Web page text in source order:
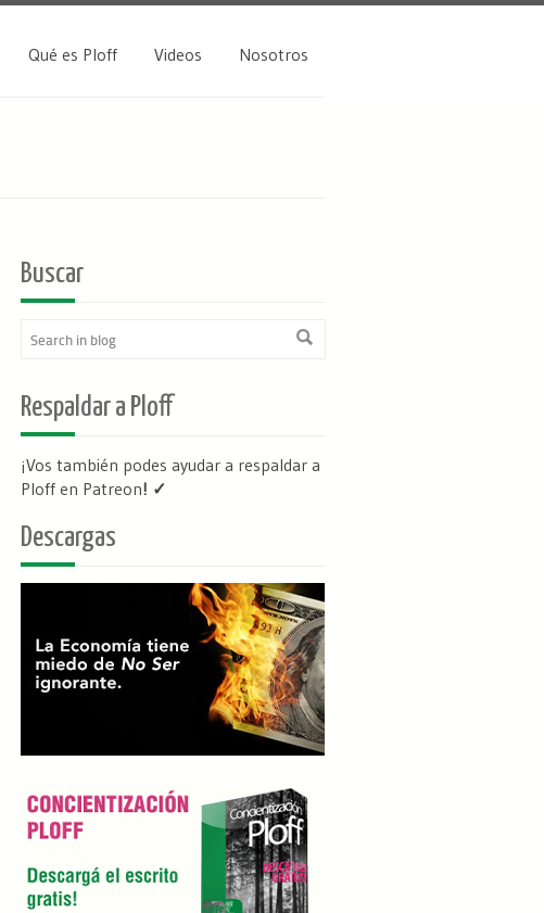
Qué es Ploff Videos Nosotros
Buscar
Respaldar a Ploff
¡Vos también podes ayudar a respaldar a
Ploff en Patreon! ✓
Descargas